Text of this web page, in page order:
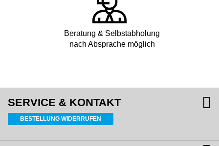
Beratung & Selbstabholung
nach Absprache möglich
SERVICE & KONTAKT
BESTELLUNG WIDERRUFEN